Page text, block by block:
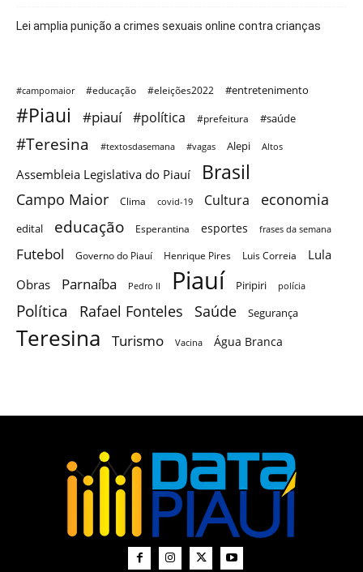
Lei amplia punição a crimes sexuais online contra crianças
#campomaior #educação #eleições2022 #entretenimento
#Piaui #piauí #política #prefeitura #saúde
#Teresina #textosdasemana #vagas Alepi Altos
Assembleia Legislativa do Piauí Brasil
Campo Maior Clima covid-19 Cultura economia
edital educação Esperantina esportes frases da semana
Futebol Governo do Piauí Henrique Pires Luis Correia
Lula
Obras
Parnaíba Pedro II Piauí Piripiri polícia
Política Rafael Fonteles Saúde Segurança
Teresina Turismo Vacina Água Branca